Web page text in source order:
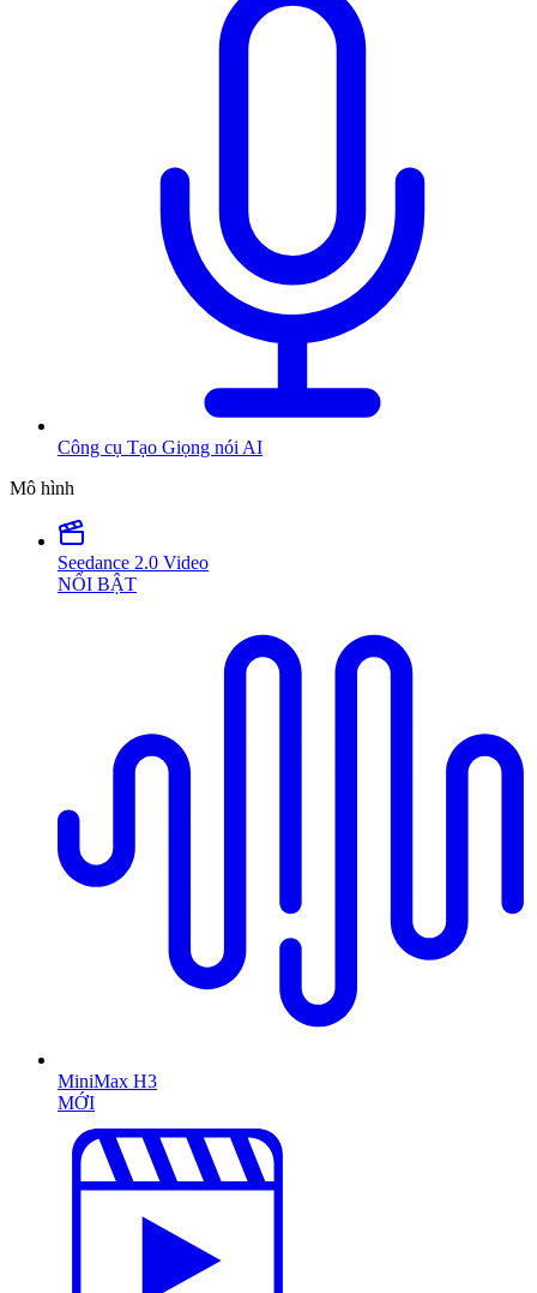
Công cụ Tạo Giọng nói AI
Mô hình
Seedance 2.0 Video
NỔI BẬT
MiniMax H3
MỚI